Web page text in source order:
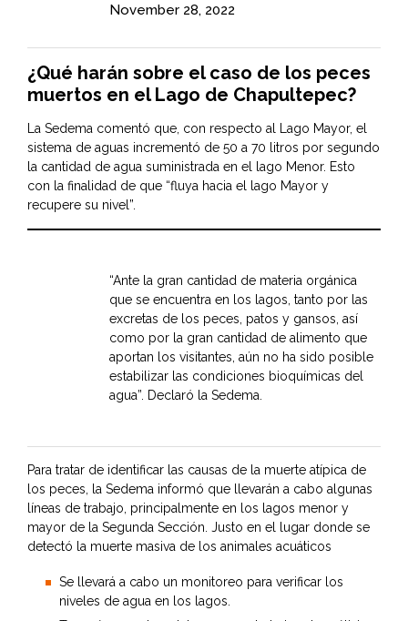
November 28, 2022
¿Qué harán sobre el caso de los peces
muertos en el Lago de Chapultepec?
La Sedema comentó que, con respecto al Lago Mayor, el
sistema de aguas incrementó de 50 a 70 litros por segundo
la cantidad de agua suministrada en el lago Menor. Esto
con la finalidad de que “fluya hacia el lago Mayor y
recupere su nivel”.
“Ante la gran cantidad de materia orgánica
que se encuentra en los lagos, tanto por las
excretas de los peces, patos y gansos, así
como por la gran cantidad de alimento que
aportan los visitantes, aún no ha sido posible
estabilizar las condiciones bioquímicas del
agua”. Declaró la Sedema.
Para tratar de identificar las causas de la muerte atípica de
los peces, la Sedema informó que llevarán a cabo algunas
líneas de trabajo, principalmente en los lagos menor y
mayor de la Segunda Sección. Justo en el lugar donde se
detectó la muerte masiva de los animales acuáticos
Se llevará a cabo un monitoreo para verificar los
niveles de agua en los lagos.